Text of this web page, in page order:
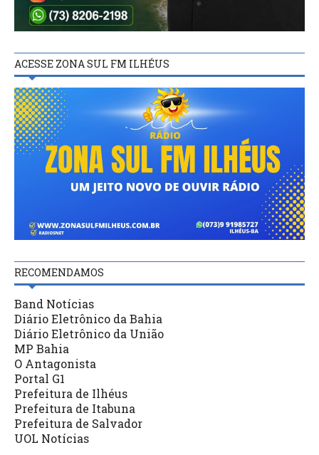
ACESSE ZONA SUL FM ILHÉUS
RECOMENDAMOS
Band Notícias
Diário Eletrônico da Bahia
Diário Eletrônico da União
MP Bahia
O Antagonista
Portal G1
Prefeitura de Ilhéus
Prefeitura de Itabuna
Prefeitura de Salvador
UOL Notícias